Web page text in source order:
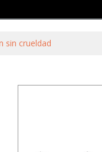
sin crueldad